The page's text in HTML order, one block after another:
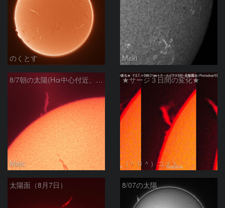
のくとす Maki
8/7朝の太陽(Hα中心付近、プロミネンス)
Maki
★サージ３日間の変化★
（＾０＾）コメト
太陽面（8月7日） 8/07の太陽